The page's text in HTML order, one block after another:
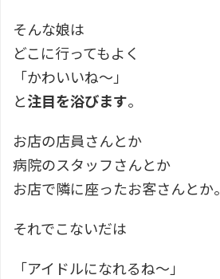
そんな娘は
どこに行ってもよく
「かわいいね〜」
と注目を浴びます。
お店の店員さんとか
病院のスタッフさんとか
お店で隣に座ったお客さんとか。
それでこないだは
「アイドルになれるね〜」